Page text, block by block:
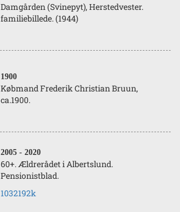
Damgården (Svinepyt), Herstedvester.
familiebillede. (1944)
1900
Købmand Frederik Christian Bruun,
ca.1900.
2005 - 2020
60+. Ældrerådet i Albertslund.
Pensionistblad.
1032192k